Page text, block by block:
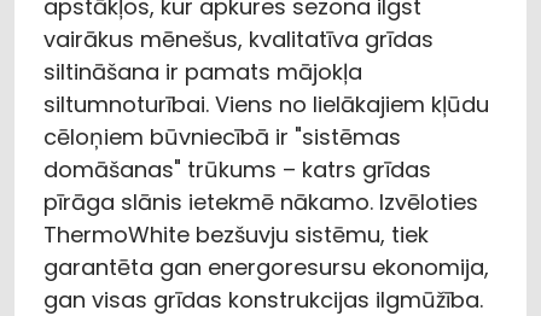
apstākļos, kur apkures sezona ilgst
vairākus mēnešus, kvalitatīva grīdas
siltināšana ir pamats mājokļa
siltumnoturībai. Viens no lielākajiem kļūdu
cēloņiem būvniecībā ir "sistēmas
domāšanas" trūkums – katrs grīdas
pīrāga slānis ietekmē nākamo. Izvēloties
ThermoWhite bezšuvju sistēmu, tiek
garantēta gan energoresursu ekonomija,
gan visas grīdas konstrukcijas ilgmūžība.